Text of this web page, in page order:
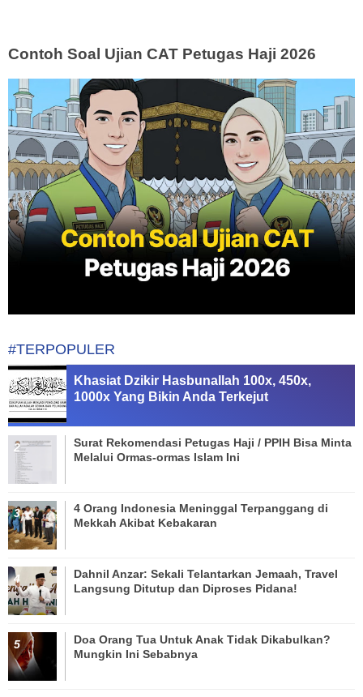
Contoh Soal Ujian CAT Petugas Haji 2026
#TERPOPULER
Khasiat Dzikir Hasbunallah 100x, 450x,
1000x Yang Bikin Anda Terkejut
Surat Rekomendasi Petugas Haji / PPIH Bisa Minta
Melalui Ormas-ormas Islam Ini
4 Orang Indonesia Meninggal Terpanggang di
Mekkah Akibat Kebakaran
Dahnil Anzar: Sekali Telantarkan Jemaah, Travel
Langsung Ditutup dan Diproses Pidana!
Doa Orang Tua Untuk Anak Tidak Dikabulkan?
Mungkin Ini Sebabnya